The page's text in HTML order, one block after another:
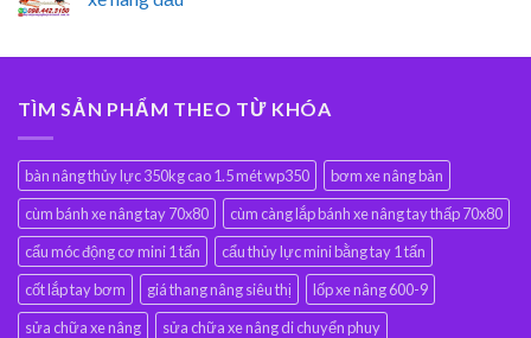
TÌM SẢN PHẨM THEO TỪ KHÓA
bàn nâng thủy lực 350kg cao 1.5 mét wp350
bơm xe nâng bàn
cùm bánh xe nâng tay 70x80
cùm càng lắp bánh xe nâng tay thấp 70x80
cẩu móc động cơ mini 1 tấn
cẩu thủy lực mini bằng tay 1 tấn
cốt lắp tay bơm
giá thang nâng siêu thị
lốp xe nâng 600-9
sửa chữa xe nâng
sửa chữa xe nâng di chuyển phuy